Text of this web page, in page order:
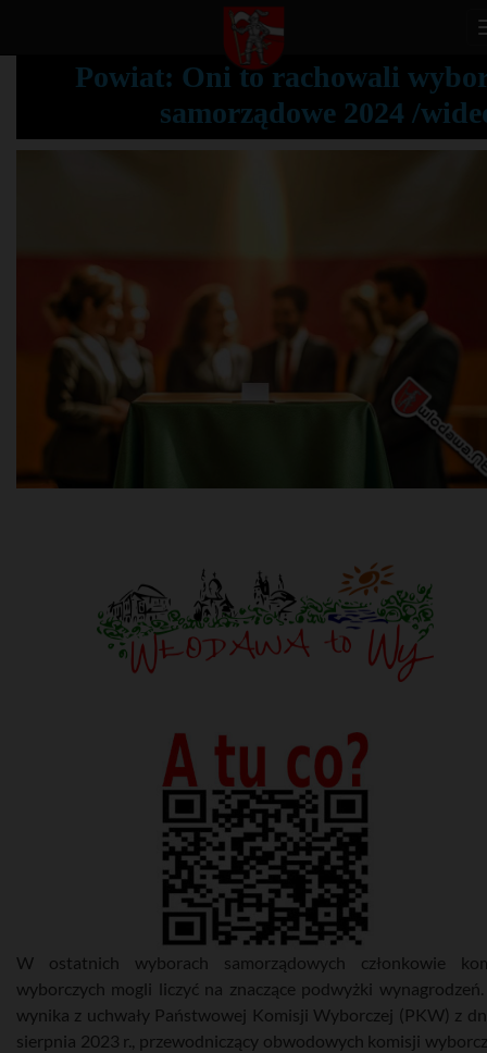
Powiat: Oni to rachowali
samorządowe 2024 /
W ostatnich wyborach samorządowych członkowie
wyborczych mogli liczyć na znaczące podwyżki wynagrodzeń.
wynika z uchwały Państwowej Komisji Wyborczej (PKW) z
sierpnia 2023 r., przewodniczący obwodowych komisji